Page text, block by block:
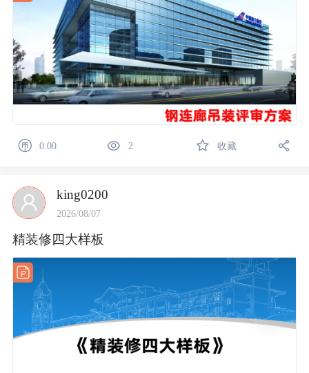
0.00 2 收藏
king0200
2026/08/07
精装修四大样板